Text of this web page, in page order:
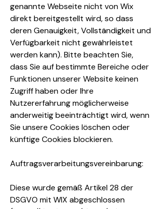
genannte Webseite nicht von Wix
direkt bereitgestellt wird, so dass
deren Genauigkeit, Vollständigkeit und
Verfügbarkeit nicht gewährleistet
werden kann). Bitte beachten Sie,
dass Sie auf bestimmte Bereiche oder
Funktionen unserer Website keinen
Zugriff haben oder Ihre
Nutzererfahrung möglicherweise
anderweitig beeinträchtigt wird, wenn
Sie unsere Cookies löschen oder
künftige Cookies blockieren.
Auftragsverarbeitungsvereinbarung:
Diese wurde gemäß Artikel 28 der
DSGVO mit WIX abgeschlossen